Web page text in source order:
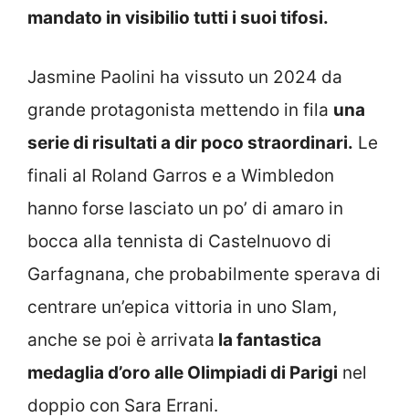
mandato in visibilio tutti i suoi tifosi.
Jasmine Paolini ha vissuto un 2024 da
grande protagonista mettendo in fila una
serie di risultati a dir poco straordinari. Le
finali al Roland Garros e a Wimbledon
hanno forse lasciato un po’ di amaro in
bocca alla tennista di Castelnuovo di
Garfagnana, che probabilmente sperava di
centrare un’epica vittoria in uno Slam,
anche se poi è arrivata la fantastica
medaglia d’oro alle Olimpiadi di Parigi nel
doppio con Sara Errani.